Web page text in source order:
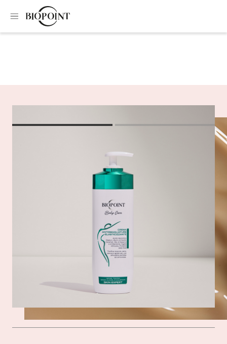
antismagliature
Tonifica braccia, seno, pancia e glutei per una silhouette
ACQUISTA SU AMAZON